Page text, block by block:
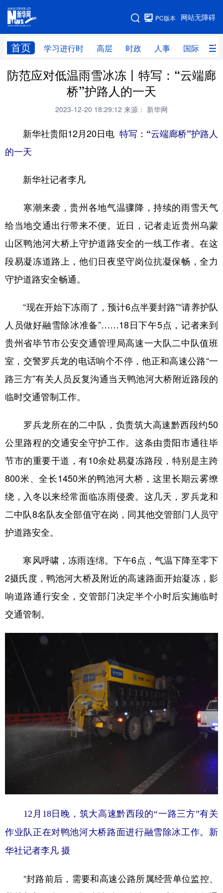
网站无障碍
PC版本
首页 学习进行时 高层 时政 人事 国际 财
网站地图
学习进行时 高层 时政 人事
财经 网评
科技 科创 量子 体育
访谈 视频
食品 人居 信息化 数字经济
学术中国 乡村振兴 银龄 溯源中国
城市 旅游 能源 会展
彩票 娱乐
公益 一带一路 亚太网 上市公司
文化产业
地方频道
北京 天津 河北 山西
浙江 安徽 福建 江西
山东 河南 湖北 湖南
陕西 甘肃 青海 宁夏
新疆
English Español Français عربى
Русский язык
Deutsch Português
防范应对低温雨雪冰冻丨特写：“云端廊
桥”护路人的一天
2023-12-20 18:29:12 来源： 新华网
新华社贵阳12月20日电 特写：“云端廊桥”护路人
的一天
新华社记者李凡
寒潮来袭，贵州各地气温骤降，持续的雨雪天气
给当地交通出行带来不便。近日，记者走近贵州乌蒙
山区鸭池河大桥上守护道路安全的一线工作者。在这
段易凝冻道路上，他们日夜坚守岗位抗凝保畅，全力
守护道路安全畅通。
“现在开始下冻雨了，预计6点半要封路”“请养护队
人员做好融雪除冰准备”……18日下午5点，记者来到
贵州省毕节市公安交通管理局高速一大队二中队值班
室，交警罗兵龙的电话响个不停，他正和高速公路“一
路三方”有关人员反复沟通当天鸭池河大桥附近路段的
临时交通管制工作。
罗兵龙所在的二中队，负责筑大高速黔西段约50
公里路程的交通安全守护工作。这条由贵阳市通往毕
节市的重要干道，有10余处易凝冻路段，特别是主跨
800米、全长1450米的鸭池河大桥，这里长期云雾缭
绕，入冬以来经常面临冻雨侵袭。这几天，罗兵龙和
二中队8名队友全部值守在岗，同其他交管部门人员守
护道路安全。
寒风呼啸，冻雨连绵。下午6点，气温下降至零下
2摄氏度，鸭池河大桥及附近的高速路面开始凝冻，影
响道路通行安全，交管部门决定半个小时后实施临时
交通管制。
12月18日晚，筑大高速黔西段的“一路三方”有关
作业队正在对鸭池河大桥路面进行融雪除冰工作。新
华社记者李凡 摄
“封路前后，需要和高速公路所属经营单位监控、